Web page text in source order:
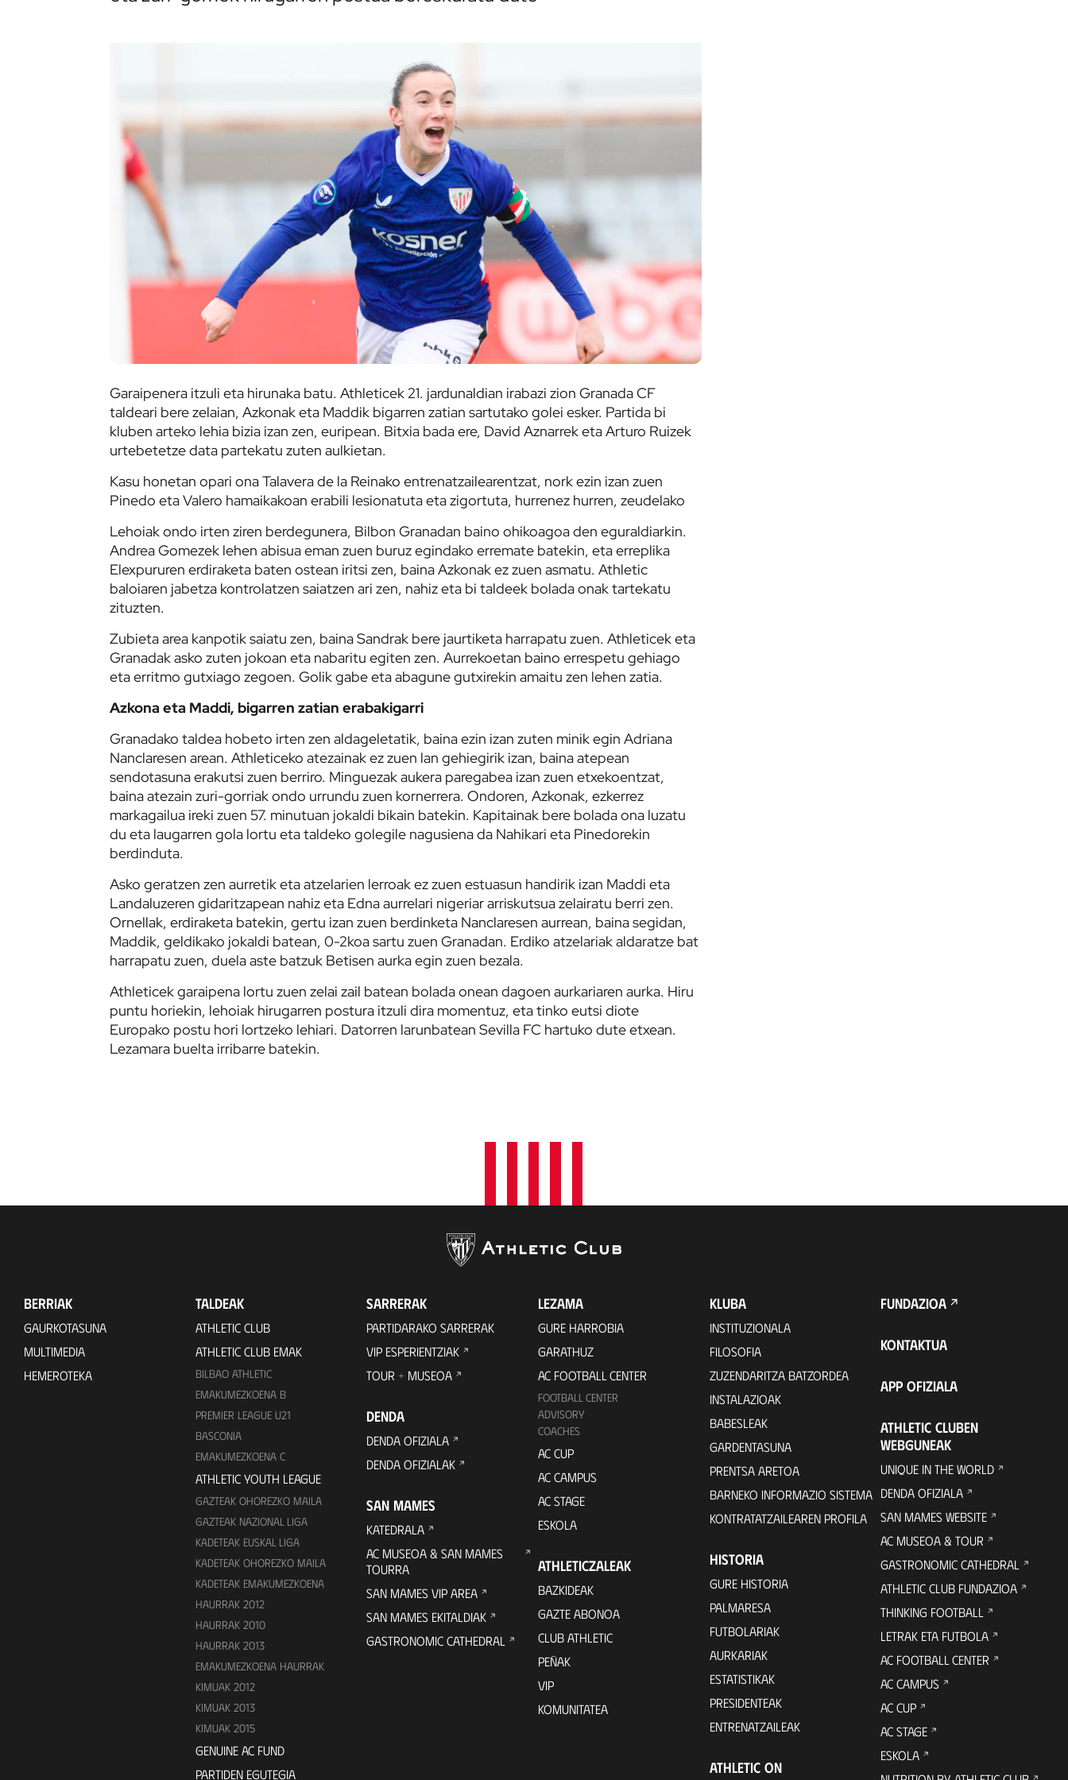
Garaipenera itzuli eta hirunaka batu. Athleticek 21. jardunaldian irabazi zion Granada CF
taldeari bere zelaian, Azkonak eta Maddik bigarren zatian sartutako golei esker. Partida bi
kluben arteko lehia bizia izan zen, euripean. Bitxia bada ere, David Aznarrek eta Arturo Ruizek
urtebetetze data partekatu zuten aulkietan.
Kasu honetan opari ona Talavera de la Reinako entrenatzailearentzat, nork ezin izan zuen
Pinedo eta Valero hamaikakoan erabili lesionatuta eta zigortuta, hurrenez hurren, zeudelako
Lehoiak ondo irten ziren berdegunera, Bilbon Granadan baino ohikoagoa den eguraldiarkin.
Andrea Gomezek lehen abisua eman zuen buruz egindako erremate batekin, eta erreplika
Elexpururen erdiraketa baten ostean iritsi zen, baina Azkonak ez zuen asmatu. Athletic
baloiaren jabetza kontrolatzen saiatzen ari zen, nahiz eta bi taldeek bolada onak tartekatu
zituzten.
Zubieta area kanpotik saiatu zen, baina Sandrak bere jaurtiketa harrapatu zuen. Athleticek eta
Granadak asko zuten jokoan eta nabaritu egiten zen. Aurrekoetan baino errespetu gehiago
eta erritmo gutxiago zegoen. Golik gabe eta abagune gutxirekin amaitu zen lehen zatia.
Azkona eta Maddi, bigarren zatian erabakigarri
Granadako taldea hobeto irten zen aldageletatik, baina ezin izan zuten minik egin Adriana
Nanclaresen arean. Athleticeko atezainak ez zuen lan gehiegirik izan, baina atepean
sendotasuna erakutsi zuen berriro. Minguezak aukera paregabea izan zuen etxekoentzat,
baina atezain zuri-gorriak ondo urrundu zuen kornerrera. Ondoren, Azkonak, ezkerrez
markagailua ireki zuen 57. minutuan jokaldi bikain batekin. Kapitainak bere bolada ona luzatu
du eta laugarren gola lortu eta taldeko golegile nagusiena da Nahikari eta Pinedorekin
berdinduta.
Asko geratzen zen aurretik eta atzelarien lerroak ez zuen estuasun handirik izan Maddi eta
Landaluzeren gidaritzapean nahiz eta Edna aurrelari nigeriar arriskutsua zelairatu berri zen.
Ornellak, erdiraketa batekin, gertu izan zuen berdinketa Nanclaresen aurrean, baina segidan,
Maddik, geldikako jokaldi batean, 0-2koa sartu zuen Granadan. Erdiko atzelariak aldaratze bat
harrapatu zuen, duela aste batzuk Betisen aurka egin zuen bezala.
Athleticek garaipena lortu zuen zelai zail batean bolada onean dagoen aurkariaren aurka. Hiru
puntu horiekin, lehoiak hirugarren postura itzuli dira momentuz, eta tinko eutsi diote
Europako postu hori lortzeko lehiari. Datorren larunbatean Sevilla FC hartuko dute etxean.
Lezamara buelta irribarre batekin.
BERRIAK
GAURKOTASUNA
MULTIMEDIA
HEMEROTEKA
TALDEAK
ATHLETIC CLUB
ATHLETIC CLUB EMAK
BILBAO ATHLETIC
EMAKUMEZKOENA B
PREMIER LEAGUE U21
BASCONIA
EMAKUMEZKOENA C
ATHLETIC YOUTH LEAGUE
GAZTEAK OHOREZKO MAILA
GAZTEAK NAZIONAL LIGA
KADETEAK EUSKAL LIGA
KADETEAK OHOREZKO MAILA
KADETEAK EMAKUMEZKOENA
HAURRAK 2012
HAURRAK 2010
HAURRAK 2013
EMAKUMEZKOENA HAURRAK
KIMUAK 2012
KIMUAK 2013
KIMUAK 2015
GENUINE AC FUND
PARTIDEN EGUTEGIA
SARRERAK
PARTIDARAKO SARRERAK
VIP ESPERIENTZIAK
TOUR + MUSEOA
DENDA
DENDA OFIZIALA
DENDA OFIZIALAK
SAN MAMES
KATEDRALA
AC MUSEOA & SAN MAMES
TOURRA
SAN MAMES VIP AREA
SAN MAMES EKITALDIAK
GASTRONOMIC CATHEDRAL
LEZAMA
GURE HARROBIA
GARATHUZ
AC FOOTBALL CENTER
FOOTBALL CENTER
ADVISORY
COACHES
AC CUP
AC CAMPUS
AC STAGE
ESKOLA
ATHLETICZALEAK
BAZKIDEAK
GAZTE ABONOA
CLUB ATHLETIC
PEÑAK
VIP
KOMUNITATEA
KLUBA
INSTITUZIONALA
FILOSOFIA
ZUZENDARITZA BATZORDEA
INSTALAZIOAK
BABESLEAK
GARDENTASUNA
PRENTSA ARETOA
BARNEKO INFORMAZIO SISTEMA
KONTRATATZAILEAREN PROFILA
HISTORIA
GURE HISTORIA
PALMARESA
FUTBOLARIAK
AURKARIAK
ESTATISTIKAK
PRESIDENTEAK
ENTRENATZAILEAK
ATHLETIC ON
FUNDAZIOA
KONTAKTUA
APP OFIZIALA
ATHLETIC CLUBEN
WEBGUNEAK
UNIQUE IN THE WORLD
DENDA OFIZIALA
SAN MAMES WEBSITE
AC MUSEOA & TOUR
GASTRONOMIC CATHEDRAL
ATHLETIC CLUB FUNDAZIOA
THINKING FOOTBALL
LETRAK ETA FUTBOLA
AC FOOTBALL CENTER
AC CAMPUS
AC CUP
AC STAGE
ESKOLA